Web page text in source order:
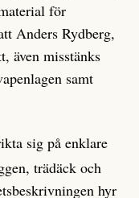
för
Anders Rydberg,
även misstänks
samt
sig på enklare
trädäck och
hyr